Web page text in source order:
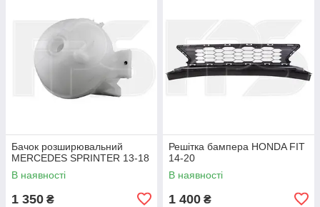
Бачок розширювальний
MERCEDES SPRINTER 13-18
В наявності
1 350 ₴
Решітка бампера HONDA FIT
14-20
В наявності
1 400 ₴